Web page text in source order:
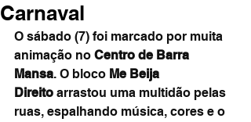
Carnaval
O sábado (7) foi marcado por muita
animação no Centro de Barra
Mansa. O bloco Me Beija
Direito arrastou uma multidão pelas
ruas, espalhando música, cores e o